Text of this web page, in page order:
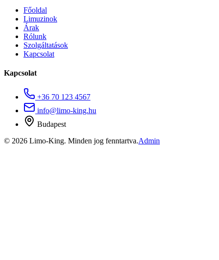
Főoldal
Limuzinok
Árak
Rólunk
Szolgáltatások
Kapcsolat
Kapcsolat
+36 70 123 4567
info@limo-king.hu
Budapest
© 2026 Limo-King. Minden jog fenntartva.Admin